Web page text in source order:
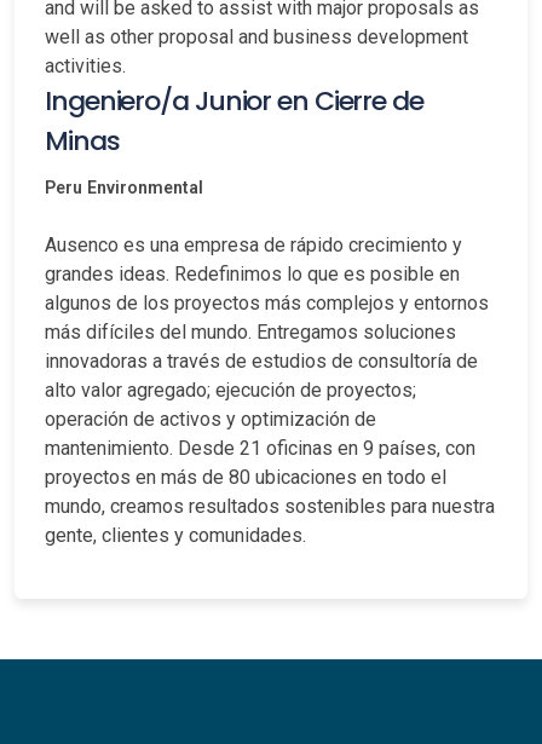
and will be asked to assist with major proposals as
well as other proposal and business development
activities.
Ingeniero/a Junior en Cierre de
Minas
Peru Environmental
Ausenco es una empresa de rápido crecimiento y
grandes ideas. Redefinimos lo que es posible en
algunos de los proyectos más complejos y entornos
más difíciles del mundo. Entregamos soluciones
innovadoras a través de estudios de consultoría de
alto valor agregado; ejecución de proyectos;
operación de activos y optimización de
mantenimiento. Desde 21 oficinas en 9 países, con
proyectos en más de 80 ubicaciones en todo el
mundo, creamos resultados sostenibles para nuestra
gente, clientes y comunidades.